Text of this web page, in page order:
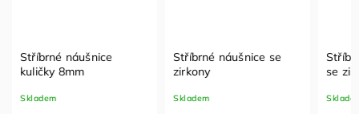
Stříbrné náušnice
kuličky 8mm
Skladem
Stříbrné náušnice se
zirkony
Skladem
se